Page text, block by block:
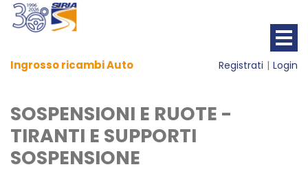
Ingrosso ricambi Auto Registrati Login
SOSPENSIONI E RUOTE -
TIRANTI E SUPPORTI
SOSPENSIONE